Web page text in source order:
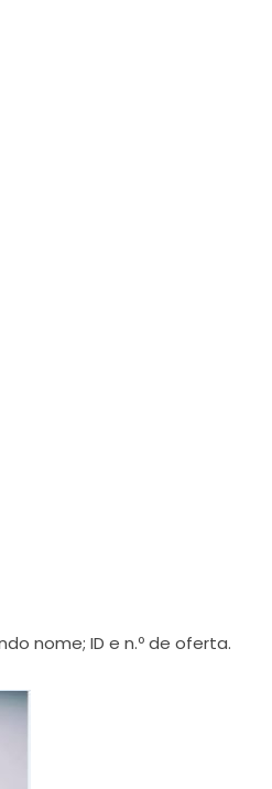
nome; ID e n.º de oferta.